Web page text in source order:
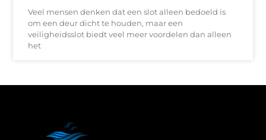
Veel mensen denken dat een slot alleen bedoeld is
om een deur dicht te houden, maar een
veiligheidsslot biedt veel meer voordelen dan alleen
het